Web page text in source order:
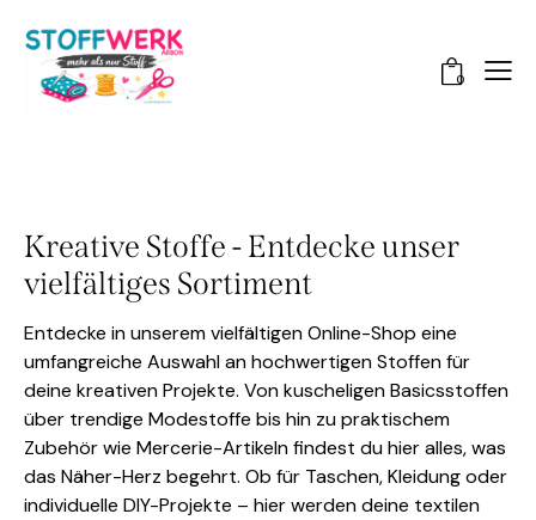
0
Kreative Stoffe - Entdecke unser
vielfältiges Sortiment
Entdecke in unserem vielfältigen Online-Shop eine
umfangreiche Auswahl an hochwertigen Stoffen für
deine kreativen Projekte. Von kuscheligen Basicsstoffen
über trendige Modestoffe bis hin zu praktischem
Zubehör wie Mercerie-Artikeln findest du hier alles, was
das Näher-Herz begehrt. Ob für Taschen, Kleidung oder
individuelle DIY-Projekte – hier werden deine textilen